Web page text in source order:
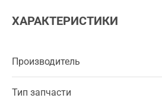
ХАРАКТЕРИСТИКИ
Производитель
Тип запчасти